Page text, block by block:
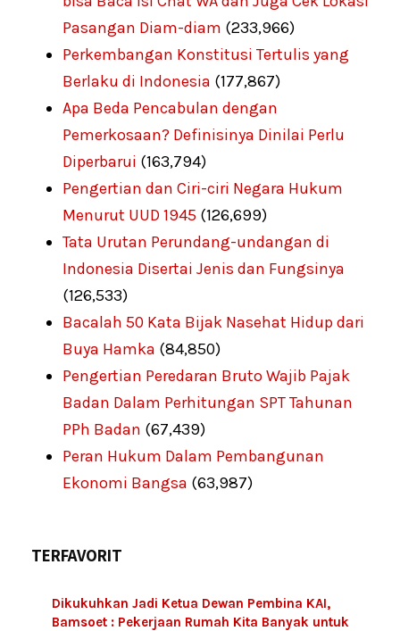
Pasangan Diam-diam (233,966)
Perkembangan Konstitusi Tertulis yang
Berlaku di Indonesia (177,867)
Apa Beda Pencabulan dengan
Pemerkosaan? Definisinya Dinilai Perlu
Diperbarui (163,794)
Pengertian dan Ciri-ciri Negara Hukum
Menurut UUD 1945 (126,699)
Tata Urutan Perundang-undangan di
Indonesia Disertai Jenis dan Fungsinya
(126,533)
Bacalah 50 Kata Bijak Nasehat Hidup dari
Buya Hamka (84,850)
Pengertian Peredaran Bruto Wajib Pajak
Badan Dalam Perhitungan SPT Tahunan
PPh Badan (67,439)
Peran Hukum Dalam Pembangunan
Ekonomi Bangsa (63,987)
TERFAVORIT
Dikukuhkan Jadi Ketua Dewan Pembina KAI,
Bamsoet : Pekerjaan Rumah Kita Banyak untuk